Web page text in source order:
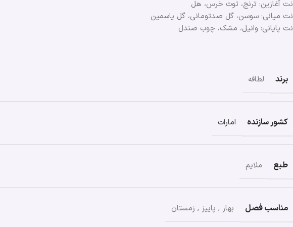
نت آغازین: ترنج، توت خرس، هل
نت میانی: سوسن، گل صدتومانی، گل یاسمین
نت پایانی: وانیل، مشک، چوب صندل
برند لطافه
کشور سازنده امارات
طبع ملایم
مناسب فصل بهار , پاییز , زمستان